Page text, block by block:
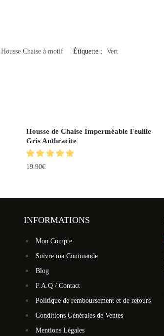
Housse Chaise à motif Étiquette : Vert
Housse de Chaise Imperméable Feuille
Gris Anthracite
19.90€
INFORMATIONS
Mon Compte
Suivre ma Commande
Blog
F.A.Q / Contact
Politique de remboursement et de retours
Conditions Générales de Ventes
Mentions Légales